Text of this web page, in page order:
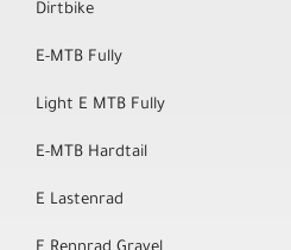
Dirtbike
E-MTB Fully
Light E MTB Fully
E-MTB Hardtail
E Lastenrad